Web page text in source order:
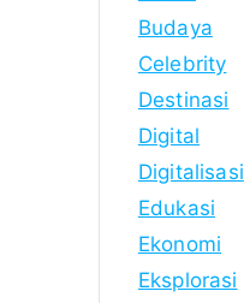
Budaya
Celebrity
Destinasi
Digital
Digitalisasi
Edukasi
Ekonomi
Eksplorasi